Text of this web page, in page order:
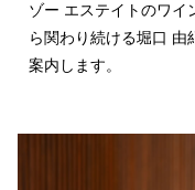
ゾー エステイトのワイ
ら関わり続ける堀口
案内します。